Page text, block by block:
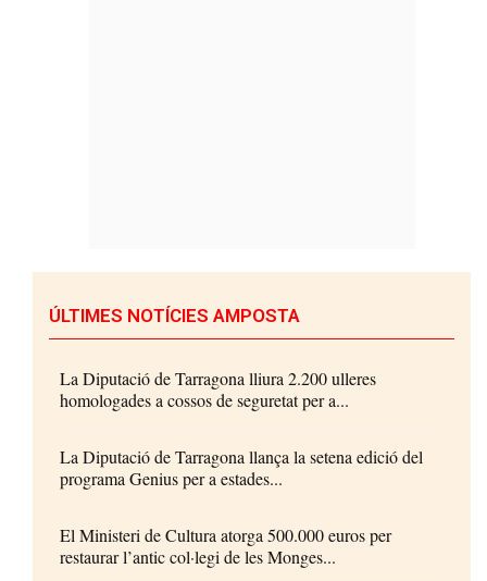
ÚLTIMES NOTÍCIES AMPOSTA
La Diputació de Tarragona lliura 2.200 ulleres
homologades a cossos de seguretat per a...
La Diputació de Tarragona llança la setena edició del
programa Genius per a estades...
El Ministeri de Cultura atorga 500.000 euros per
restaurar l’antic col·legi de les Monges...